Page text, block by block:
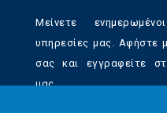
Μείνετε
υπηρεσίες μας. Αφήστε
σας και εγγραφείτε
μας.